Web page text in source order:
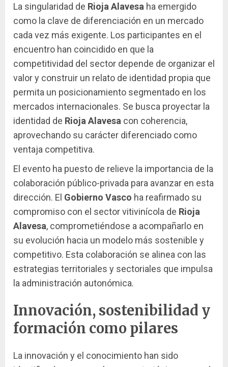
La singularidad de Rioja Alavesa ha emergido
como la clave de diferenciación en un mercado
cada vez más exigente. Los participantes en el
encuentro han coincidido en que la
competitividad del sector depende de organizar el
valor y construir un relato de identidad propia que
permita un posicionamiento segmentado en los
mercados internacionales. Se busca proyectar la
identidad de Rioja Alavesa con coherencia,
aprovechando su carácter diferenciado como
ventaja competitiva.
El evento ha puesto de relieve la importancia de la
colaboración público-privada para avanzar en esta
dirección. El Gobierno Vasco ha reafirmado su
compromiso con el sector vitivinícola de Rioja
Alavesa, comprometiéndose a acompañarlo en
su evolución hacia un modelo más sostenible y
competitivo. Esta colaboración se alinea con las
estrategias territoriales y sectoriales que impulsa
la administración autonómica.
Innovación, sostenibilidad y
formación como pilares
La innovación y el conocimiento han sido